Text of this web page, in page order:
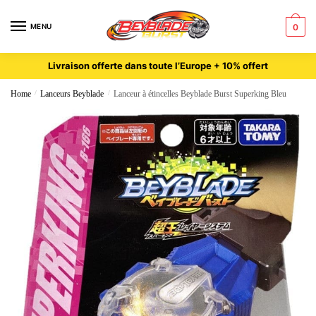
MENU 0
Livraison offerte dans toute l’Europe + 10% offert
Home / Lanceurs Beyblade / Lanceur à étincelles Beyblade Burst Superking Bleu